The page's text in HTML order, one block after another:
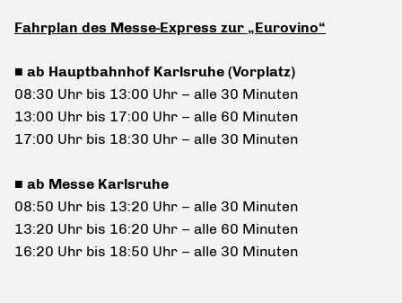
Fahrplan des Messe-Express zur „Eurovino“
■ ab Hauptbahnhof Karlsruhe (Vorplatz)
08:30 Uhr bis 13:00 Uhr – alle 30 Minuten
13:00 Uhr bis 17:00 Uhr – alle 60 Minuten
17:00 Uhr bis 18:30 Uhr – alle 30 Minuten
■ ab Messe Karlsruhe
08:50 Uhr bis 13:20 Uhr – alle 30 Minuten
13:20 Uhr bis 16:20 Uhr – alle 60 Minuten
16:20 Uhr bis 18:50 Uhr – alle 30 Minuten